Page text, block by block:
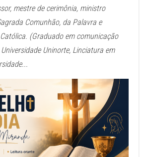
mestre de cerimônia, ministro
Comunhão, da Palavra e
(Graduado em comunicação
Uninorte, Linciatura em